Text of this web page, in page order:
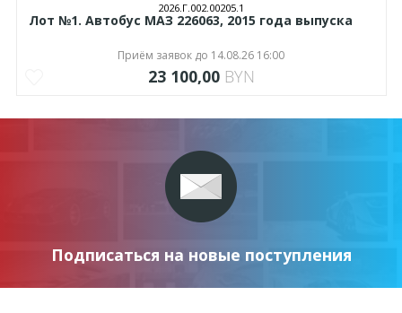
2026.Г.002.00205.1
Лот №1. Автобус МАЗ 226063, 2015 года выпуска
Приём заявок до 14.08.26 16:00
23 100,00 BYN
Подписаться на новые поступления